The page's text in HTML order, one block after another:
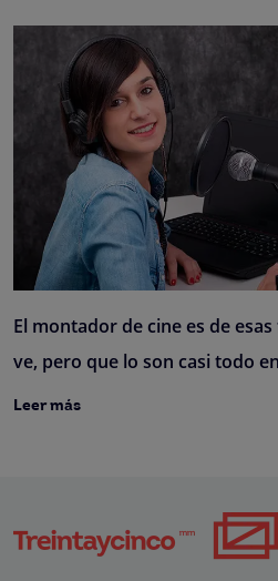
El montador de cine es de
ve, pero que lo son casi todo
Leer más